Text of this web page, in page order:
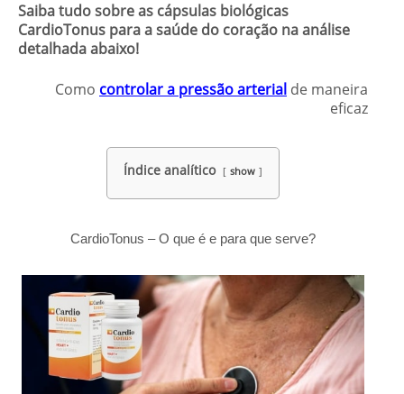
Saiba tudo sobre as cápsulas biológicas
CardioTonus para a saúde do coração na análise
detalhada abaixo!
Como controlar a pressão arterial de maneira
eficaz
Índice analítico show
CardioTonus – O que é e para que serve?